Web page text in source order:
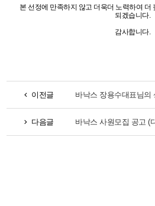
본 선정에 만족하지 않고 더욱더 노력하여 더
되겠습니다.
감사합니다.
이전글 바낙스 장용수대표님의
다음글 바낙스 사원모집 공고 (